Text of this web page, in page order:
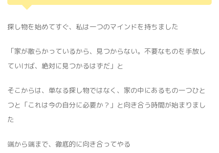
探し物を始めてすぐ、私は一つのマインドを持ちました
「家が散らかっているから、見つからない。不要なものを手放し
ていけば、絶対に見つかるはずだ」と
そこからは、単なる探し物ではなく、家の中にあるもの一つひと
つと「これは今の自分に必要か？」と向き合う時間が始まりまし
た
端から端まで、徹底的に向き合ってやる